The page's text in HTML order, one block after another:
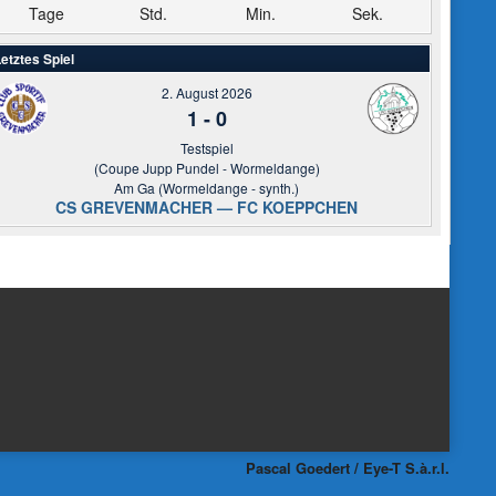
Tage Std. Min. Sek.
Spiel
2. August 2026
1 -0
Testspiel
(Coupe Jupp Pundel - Wormeldange)
Am Ga (Wormeldange - synth.)
CS GREVENMACHER — FC KOEPPCHEN
Pascal Goedert / Eye-T S.à.r.l.